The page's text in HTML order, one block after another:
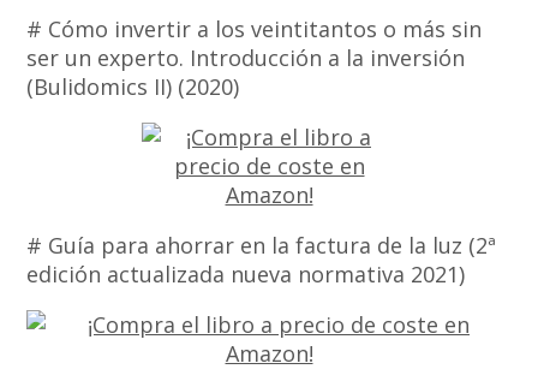
# Cómo invertir a los veintitantos o más sin
ser un experto. Introducción a la inversión
(Bulidomics II) (2020)
# Guía para ahorrar en la factura de la luz (2ª
edición actualizada nueva normativa 2021)